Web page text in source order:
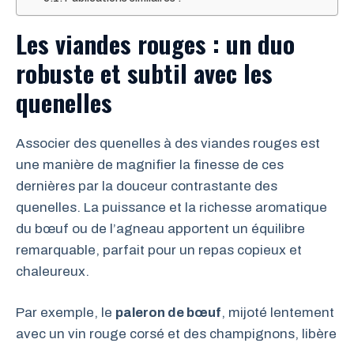
Les viandes rouges : un duo
robuste et subtil avec les
quenelles
Associer des quenelles à des viandes rouges est
une manière de magnifier la finesse de ces
dernières par la douceur contrastante des
quenelles. La puissance et la richesse aromatique
du bœuf ou de l’agneau apportent un équilibre
remarquable, parfait pour un repas copieux et
chaleureux.
Par exemple, le paleron de bœuf, mijoté lentement
avec un vin rouge corsé et des champignons, libère